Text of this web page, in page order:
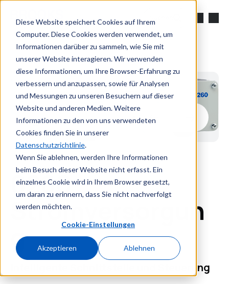
Diese Website speichert Cookies auf Ihrem
Computer. Diese Cookies werden verwendet, um
Informationen darüber zu sammeln, wie Sie mit
unserer Website interagieren. Wir verwenden
diese Informationen, um Ihre Browser-Erfahrung zu
verbessern und anzupassen, sowie für Analysen
und Messungen zu unseren Besuchern auf dieser
Website und anderen Medien. Weitere
Informationen zu den von uns verwendeten
Cookies finden Sie in unserer
Datenschutzrichtlinie.
Wenn Sie ablehnen, werden Ihre Informationen
beim Besuch dieser Website nicht erfasst. Ein
einzelnes Cookie wird in Ihrem Browser gesetzt,
um daran zu erinnern, dass Sie nicht nachverfolgt
werden möchten.
Cookie-Einstellungen
Akzeptieren Ablehnen
Zum Hauptinhalt springen
0260
Stromversorgun
g
intelligente Schnittstelle und Steuerung